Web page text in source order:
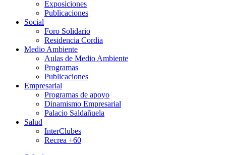
Exposiciones
Publicaciones
Social
Foro Solidario
Residencia Cordia
Medio Ambiente
Aulas de Medio Ambiente
Programas
Publicaciones
Empresarial
Programas de apoyo
Dinamismo Empresarial
Palacio Saldañuela
Salud
InterClubes
Recrea +60